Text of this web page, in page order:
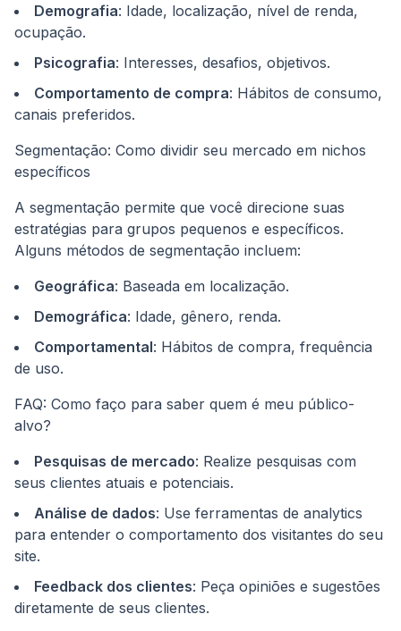
Demografia: Idade, localização, nível de renda,
ocupação.
Psicografia: Interesses, desafios, objetivos.
Comportamento de compra: Hábitos de consumo,
canais preferidos.
Segmentação: Como dividir seu mercado em nichos
específicos
A segmentação permite que você direcione suas
estratégias para grupos pequenos e específicos.
Alguns métodos de segmentação incluem:
Geográfica: Baseada em localização.
Demográfica: Idade, gênero, renda.
Comportamental: Hábitos de compra, frequência
de uso.
FAQ: Como faço para saber quem é meu público-
alvo?
Pesquisas de mercado: Realize pesquisas com
seus clientes atuais e potenciais.
Análise de dados: Use ferramentas de analytics
para entender o comportamento dos visitantes do seu
site.
Feedback dos clientes: Peça opiniões e sugestões
diretamente de seus clientes.